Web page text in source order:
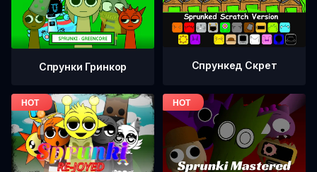
Спрунки Гринкор Спрункед Скрет